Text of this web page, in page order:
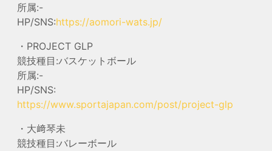
所属:-
HP/SNS:https://aomori-wats.jp/
・PROJECT GLP
競技種目:バスケットボール
所属:-
HP/SNS:
https://www.sportajapan.com/post/project-glp
・大﨑琴未
競技種目:バレーボール